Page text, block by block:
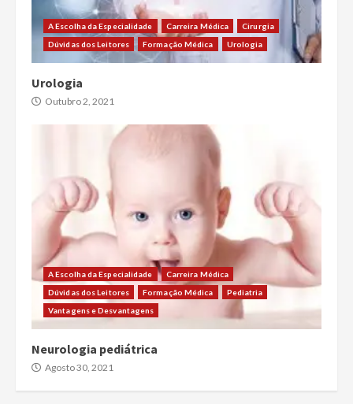
A Escolha da Especialidade Carreira Médica
Cirurgia
Dúvidas dos Leitores
Formação Médica Urologia
Urologia
Outubro 2, 2021
A Escolha da Especialidade
Carreira Médica
Dúvidas dos Leitores
Formação Médica
Pediatria
Vantagens e Desvantagens
Neurologia pediátrica
Agosto 30, 2021